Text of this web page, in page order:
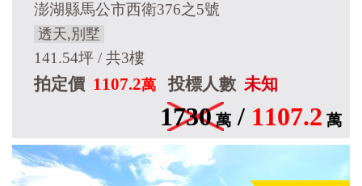
澎湖縣馬公市西衛376之5號
透天,別墅
141.54坪 / 共3樓
拍定價 1107.2萬 投標人數 未知
1730 萬 / 1107.2 萬